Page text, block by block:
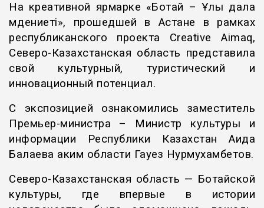
На креативной ярмарке «Ботай – Ұлы дала
мәдениеті», прошедшей в Астане в рамках
республиканского проекта Creative Aimaq,
Северо-Казахстанская область представила
свой культурный, туристический и
инновационный потенциал.
С экспозицией ознакомились заместитель
Премьер-министра – Министр культуры и
информации Республики Казахстан Аида
Балаева аким области Гауез Нурмухамбетов.
Северо-Казахстанская область — Ботайской
культуры, где впервые в истории